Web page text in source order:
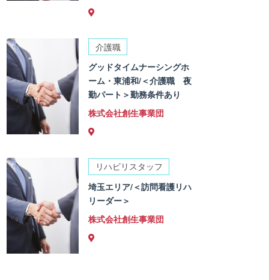
介護職
グッドタイムナーシングホ
ーム・東浦和/＜介護職 夜
勤パート＞勤務条件あり
株式会社創生事業団
リハビリスタッフ
埼玉エリア/＜訪問看護リハ
リーダー＞
株式会社創生事業団